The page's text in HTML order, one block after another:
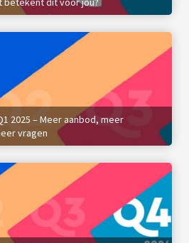
2025 – Meer aanbod, meer
vragen